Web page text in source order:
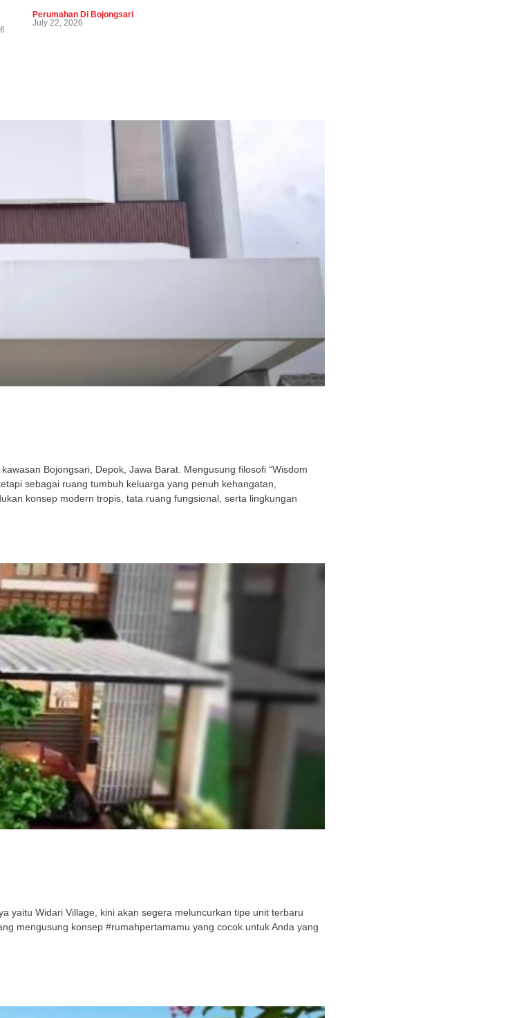
Perumahan Di Bojongsari
July 22, 2026
Bojongsari, Depok, Jawa Barat. Mengusung filosofi “Wisdom
sebagai ruang tumbuh keluarga yang penuh kehangatan,
konsep modern tropis, tata ruang fungsional, serta lingkungan
yaitu Widari Village, kini akan segera meluncurkan tipe unit terbaru
mengusung konsep #rumahpertamamu yang cocok untuk Anda yang